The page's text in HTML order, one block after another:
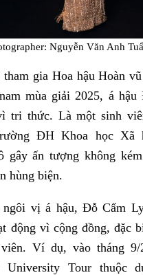
Nguyễn Văn Anh
gia Hoa hậu Hoàn
mùa giải 2025, á
tri thức. Là một sinh
ĐH Khoa học Xã
gây ấn tượng không
hùng biện.
ngôi vị á hậu, Đỗ Cẩm
động vì cộng đồng, đặc
Ví dụ, vào tháng 9/
University Tour thuộc